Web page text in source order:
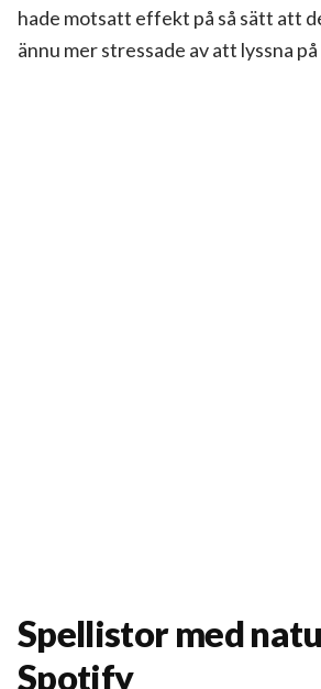
hade motsatt effekt på så sätt att
ännu mer stressade av att lyssna på
Spellistor med
Spotify